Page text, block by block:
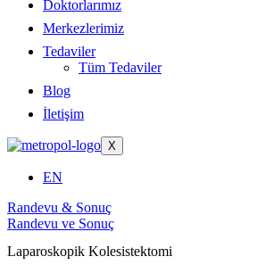
Doktorlarımız
Merkezlerimiz
Tedaviler
Tüm Tedaviler
Blog
İletişim
X
EN
Randevu & Sonuç
Randevu ve Sonuç
Laparoskopik Kolesistektomi